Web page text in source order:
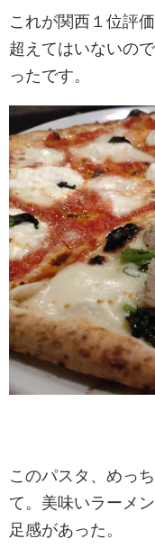
これが関西１位評
超えてはいないの
ったです。
このパスタ、めっ
て。美味いラーメ
足感があった。